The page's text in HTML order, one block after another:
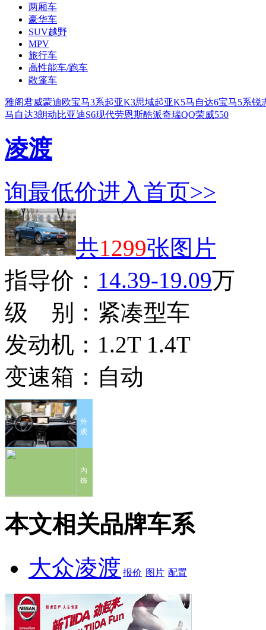
两厢车
豪华车
SUV越野
MPV
旅行车
高性能车/跑车
敞篷车
雅阁君威蒙迪欧宝马3系起亚K3思域起亚K5马自达6宝马5系锐
马自达3朗动比亚迪S6现代劳恩斯酷派奇瑞QQ荣威550
凌渡
询最低价进入首页>>
共1299张图片
指导价： 14.39-19.09万
级 别： 紧凑型车
发动机： 1.2T 1.4T
变速箱： 自动
外
观
内
饰
本文相关品牌车系
大众凌渡 报价 图片 配置